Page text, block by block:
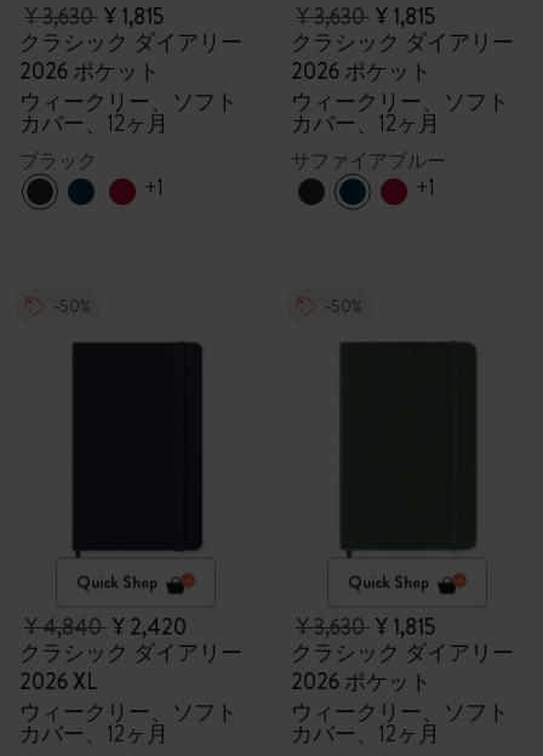
¥ 3,630¥ 1,815
クラシック ダイアリー
2026 ポケット
ウィークリー、ソフト
カバー、12ヶ月
ブラック
+1
¥ 3,630¥ 1,815
クラシック ダイアリー
2026 ポケット
ウィークリー、ソフト
カバー、12ヶ月
サファイアブルー
+1
-50%
Quick Shop
¥ 4,840¥ 2,420
クラシック ダイアリー
2026 XL
ウィークリー、ソフト
カバー、12ヶ月
-50%
Quick Shop
¥ 3,630¥ 1,815
クラシック ダイアリー
2026 ポケット
ウィークリー、ソフト
カバー、12ヶ月